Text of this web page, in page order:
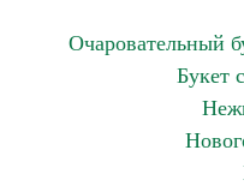
Очаровательный
Букет